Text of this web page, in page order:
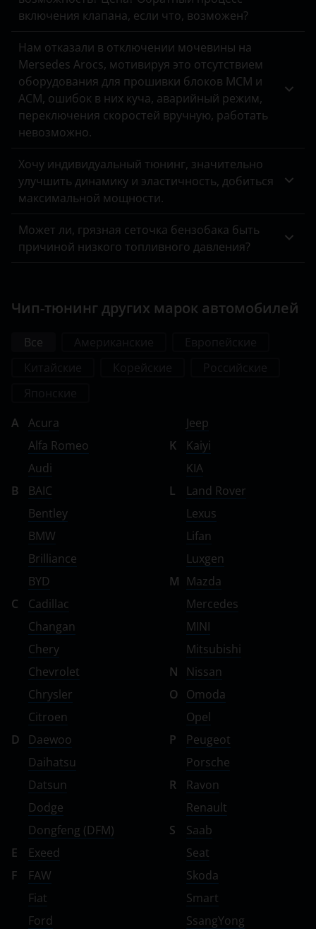
ЗАЗ
УАЗ
включения клапана, если что, возможен?
Нам отказали в отключении мочевины на
Mersedes Arocs, мотивируя это отсутствием
оборудования для прошивки блоков MCM и
ACM, ошибок в них куча, аварийный режим,
переключения скоростей вручную, работать
невозможно.
Хочу индивидуальный тюнинг, значительно
улучшить динамику и эластичность, добиться
максимальной мощности.
Может ли, грязная сеточка бензобака быть
причиной низкого топливного давления?
Чип-тюнинг других марок автомобилей
Все
A
Acura
Alfa Romeo
Audi
B
BAIC
Bentley
BMW
Brilliance
BYD
C
Cadillac
Changan
Chery
Chevrolet
Chrysler
Citroen
D
Daewoo
Daihatsu
Datsun
Dodge
Dongfeng (DFM)
E
Exeed
F
FAW
Fiat
Ford
Jeep
K
Kaiyi
KIA
L
Land Rover
Lexus
Lifan
Luxgen
M Mazda
Mercedes
MINI
Mitsubishi
N
Nissan
O
Omoda
Opel
P
Peugeot
Porsche
R
Ravon
Renault
S
Saab
Seat
Skoda
Smart
SsangYong